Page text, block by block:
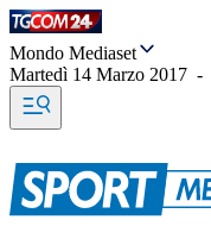
Mondo Mediaset
Martedì 14 Marzo 2017 -